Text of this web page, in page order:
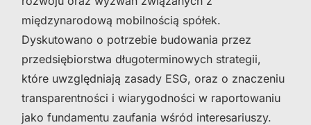
międzynarodową mobilnością spółek.
Dyskutowano o potrzebie budowania przez
przedsiębiorstwa długoterminowych strategii,
które uwzględniają zasady ESG, oraz o znaczeniu
transparentności i wiarygodności w raportowaniu
jako fundamentu zaufania wśród interesariuszy.